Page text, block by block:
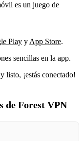
es un juego de
Play yApp Store.
sencillas en la app.
listo, ¡estás conectado!
de Forest VPN